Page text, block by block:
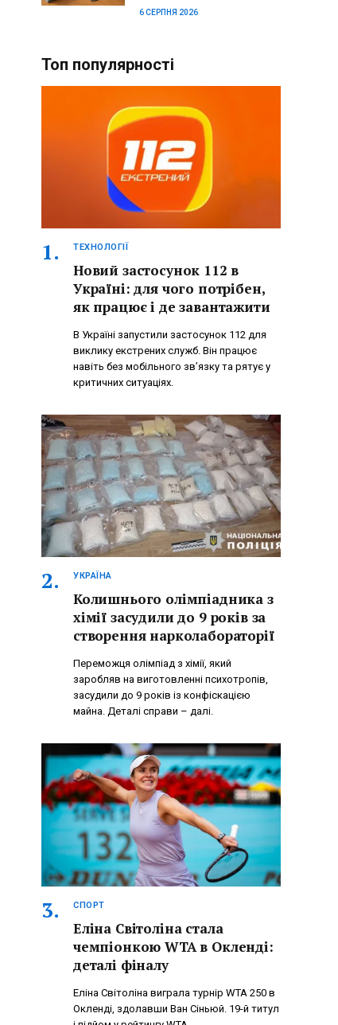
6 СЕРПНЯ 2026
Топ популярності
ТЕХНОЛОГІЇ
Новий застосунок 112 в
Україні: для чого потрібен,
як працює і де завантажити
В Україні запустили застосунок 112 для
виклику екстрених служб. Він працює
навіть без мобільного зв’язку та рятує у
критичних ситуаціях.
УКРАЇНА
Колишнього олімпіадника з
хімії засудили до 9 років за
створення нарколабораторії
Переможця олімпіад з хімії, який
заробляв на виготовленні психотропів,
засудили до 9 років із конфіскацією
майна. Деталі справи – далі.
СПОРТ
Еліна Світоліна стала
чемпіонкою WTA в Окленді:
деталі фіналу
Еліна Світоліна виграла турнір WTA 250 в
Окленді, здолавши Ван Сіньюй. 19-й титул